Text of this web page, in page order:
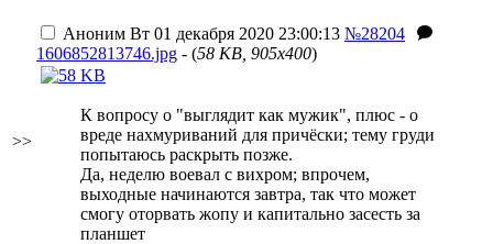
>>
Аноним Вт 01 декабря 2020 23:00:13 №28204
1606852813746.jpg - (58 KB, 905x400)
К вопросу о "выглядит как мужик", плюс - о
вреде нахмуриваний для причёски; тему груди
попытаюсь раскрыть позже.
Да, неделю воевал с вихром; впрочем,
выходные начинаются завтра, так что может
смогу оторвать жопу и капитально засесть за
планшет